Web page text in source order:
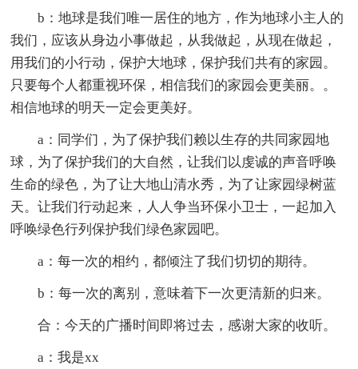
b：地球是我们唯一居住的地方，作为地球小主人的
我们，应该从身边小事做起，从我做起，从现在做起，
用我们的小行动，保护大地球，保护我们共有的家园。
只要每个人都重视环保，相信我们的家园会更美丽。。
相信地球的明天一定会更美好。
a：同学们，为了保护我们赖以生存的共同家园地
球，为了保护我们的大自然，让我们以虔诚的声音呼唤
生命的绿色，为了让大地山清水秀，为了让家园绿树蓝
天。让我们行动起来，人人争当环保小卫士，一起加入
呼唤绿色行列保护我们绿色家园吧。
a：每一次的相约，都倾注了我们切切的期待。
b：每一次的离别，意味着下一次更清新的归来。
合：今天的广播时间即将过去，感谢大家的收听。
a：我是xx